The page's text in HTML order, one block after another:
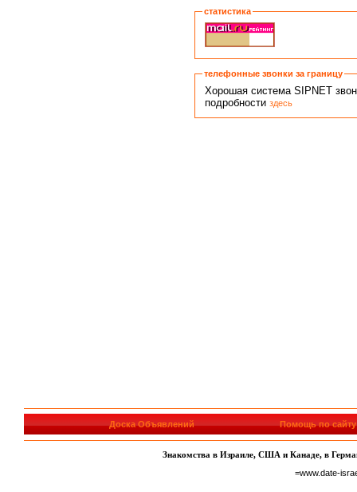
статистика
телефонные звонки за границу
Хорошая система SIPNET
подробностиздесь
Доска Объявлений Помощь по сайту
Знакомства в Израиле, США и Канаде, в
=www.date-